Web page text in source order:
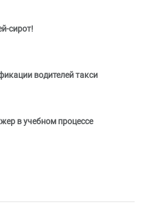
сирот!
водителей такси
в учебном процессе